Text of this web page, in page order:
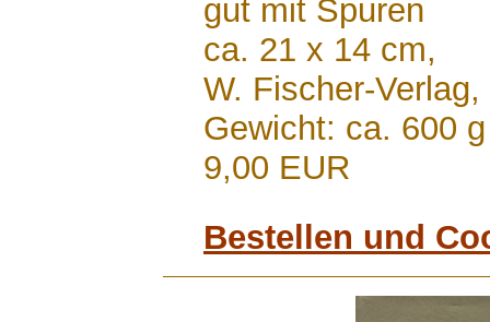
gut mit Spuren
ca. 21 x 14 cm,
W. Fischer-
Gewicht: ca. 600 g
9,00 EUR
Bestellen und